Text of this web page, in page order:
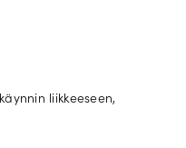
liikkeeseen,